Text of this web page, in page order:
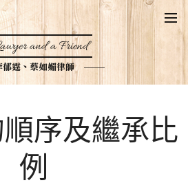
and a Friend
郁霆、蔡如媚律師
序及繼承比
例